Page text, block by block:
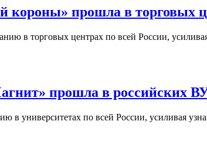
короны» прошла в торговых
в торговых центрах по всей России,
прошла в российских
в университетах по всей России, усиливая